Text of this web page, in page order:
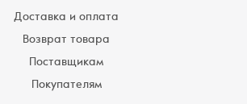
Доставка и оплата
Возврат товара
Поставщикам
Покупателям